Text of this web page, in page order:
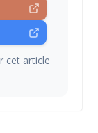
cet article